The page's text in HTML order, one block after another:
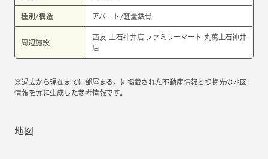
種別/構造 アパート/軽量鉄骨
周辺施設
西友 上石神井店,ファミリーマート 丸萬上石神井
店
※過去から現在までに部屋まる。に掲載された不動産情報と提携先の地図
情報を元に生成した参考情報です。
地図